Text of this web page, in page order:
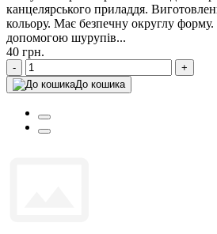
канцелярського приладдя.
кольору. Має безпечну округлу форму.
допомогою шурупів...
40 грн.
-
+
До кошика